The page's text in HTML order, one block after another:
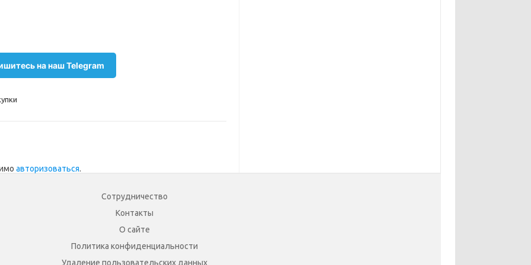
на наш Telegram
авторизоваться.
Сотрудничество
Контакты
О сайте
Политика конфиденциальности
Удаление пользовательских данных